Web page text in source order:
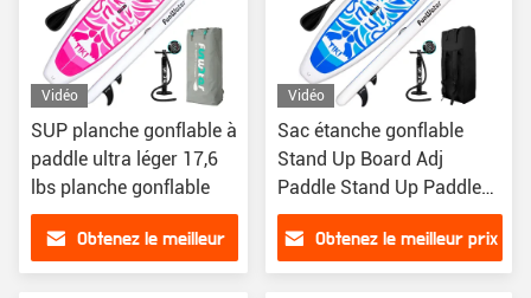
Vidéo
SUP planche gonflable à
paddle ultra léger 17,6
lbs planche gonflable
Obtenez le meilleur
Vidéo
Sac étanche gonflable
Stand Up Board Adj
Paddle Stand Up Paddle
Pompes de surf
Obtenez le meilleur prix